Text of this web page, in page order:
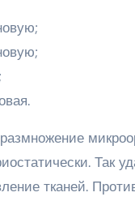
Так
тканей.